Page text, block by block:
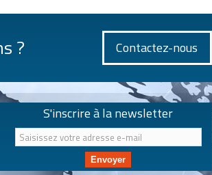
? Contactez-nous
S'inscrire à la newsletter
Envoyer